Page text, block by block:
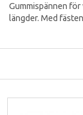
Gummispännen
längder. Med